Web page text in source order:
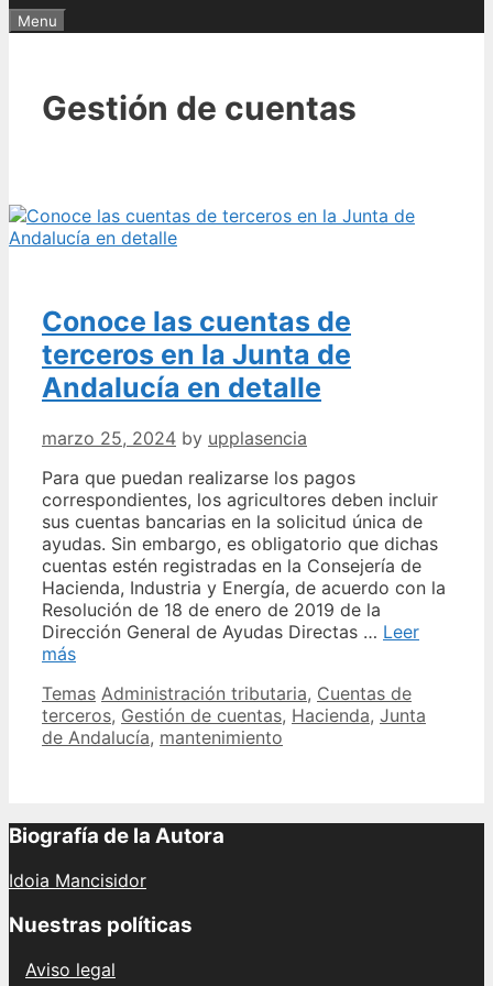
Menu
Gestión de cuentas
Conoce las cuentas de
terceros en la Junta de
Andalucía en detalle
marzo 25, 2024 by upplasencia
Para que puedan realizarse los pagos
correspondientes, los agricultores deben incluir
sus cuentas bancarias en la solicitud única de
ayudas. Sin embargo, es obligatorio que dichas
cuentas estén registradas en la Consejería de
Hacienda, Industria y Energía, de acuerdo con la
Resolución de 18 de enero de 2019 de la
Dirección General de Ayudas Directas … Leer
másConoce
cuentas
de
terceros
de
Andalucía
en
detalle
Categories
Temas Tags
Administración tributaria, Cuentas de
terceros, Gestión de cuentas, Hacienda, Junta
de Andalucía, mantenimiento
Biografía de la Autora
Idoia Mancisidor
Nuestras políticas
Aviso legal